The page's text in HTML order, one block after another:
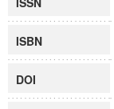
ISBN
DOI